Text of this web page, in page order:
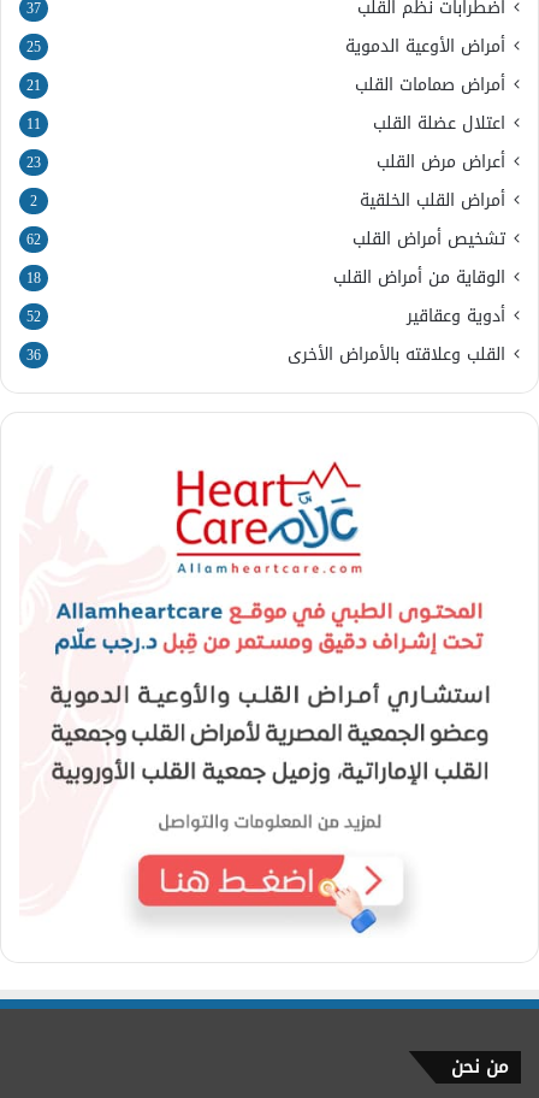
اضطرابات نظم القلب 37
أمراض الأوعية الدموية 25
أمراض صمامات القلب 21
اعتلال عضلة القلب 11
أعراض مرض القلب 23
أمراض القلب الخلقية 2
تشخيص أمراض القلب 62
الوقاية من أمراض القلب 18
أدوية وعقاقير 52
القلب وعلاقته بالأمراض الأخرى 36
من نحن